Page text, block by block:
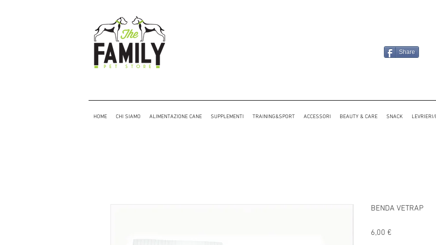
Share
HOME CHI SIAMO ALIMENTAZIONE CANE SUPPLEMENTI TRAINING&SPORT ACCESSORI BEAUTY & CARE SNACK
BENDA VETRAP
6,00 €